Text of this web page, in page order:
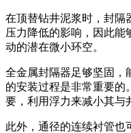
在顶替钻井泥浆时，封隔
压力降低的影响，因此能
动的潜在微小环空。
全金属封隔器足够坚固，
的安装过程是非常重要的
要，利用浮力来减小其与
此外，通径的连续衬管也